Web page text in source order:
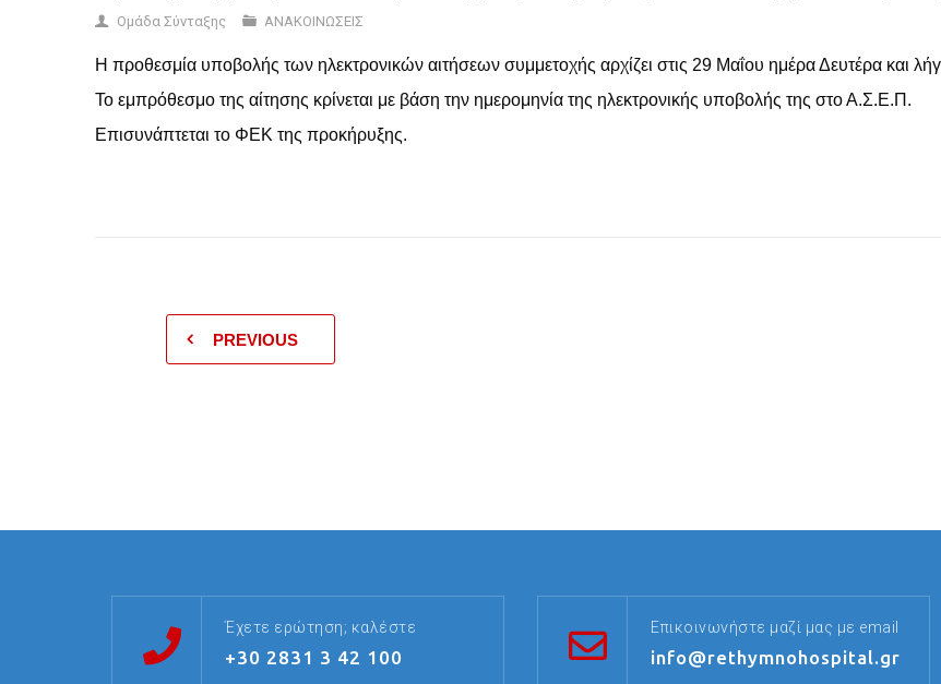
Ομάδα Σύνταξης ΑΝΑΚΟΙΝΩΣΕΙΣ
Η προθεσμία υποβολής των ηλεκτρονικών αιτήσεων συμμετοχής αρχίζει στις 29 Μαΐου ημέρα Δευτέρα και
Το εμπρόθεσμο της αίτησης κρίνεται με βάση την ημερομηνία της ηλεκτρονικής υποβολής της στο Α.Σ.Ε.Π.
Επισυνάπτεται το ΦΕΚ της προκήρυξης.
PREVIOUS
Έχετε ερώτηση; καλέστε
+30 2831 3 42 100
Επικοινωνήστε μαζί μας με email
info@rethymnohospital.gr